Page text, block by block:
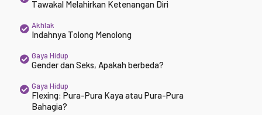
Tawakal Melahirkan Ketenangan Diri
Akhlak
Indahnya Tolong Menolong
Gaya Hidup
Gender dan Seks, Apakah berbeda?
Gaya Hidup
Flexing: Pura-Pura Kaya atau Pura-Pura
Bahagia?